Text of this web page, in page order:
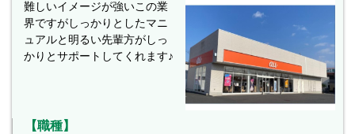
難しいイメージが強いこの業
界ですがしっかりとしたマニ
ュアルと明るい先輩方がしっ
かりとサポートしてくれます♪
【職種】